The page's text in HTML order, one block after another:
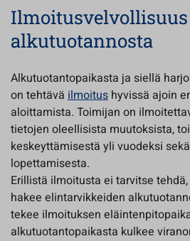
Ilmoitusvelvollisuus
alkutuotannosta
Alkutuotantopaikasta ja siellä
on tehtävä ilmoitus hyvissä ajoin
aloittamista. Toimijan on
tietojen oleellisista muutoksista,
keskeyttämisestä yli vuodeksi
lopettamisesta.
Erillistä ilmoitusta ei tarvitse
hakee elintarvikkeiden
tekee ilmoituksen
alkutuotantopaikasta kulkee